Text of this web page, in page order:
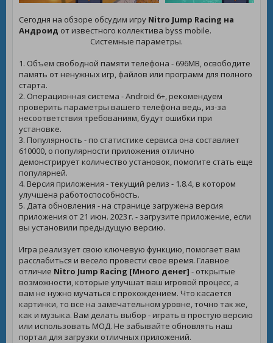
Сегодня на обзоре обсудим игру Nitro Jump Racing на
Андроид от известного коллектива byss mobile.
Системные параметры.
1. Объем свободной памяти телефона - 696MB, освободите
память от ненужных игр, файлов или программ для полного
старта.
2. Операционная система - Android 6+, рекомендуем
проверить параметры вашего телефона ведь, из-за
несоответствия требованиям, будут ошибки при
установке.
3. Популярность - по статистике сервиса она составляет
610000, о популярности приложения отлично
демонстрирует количество установок, помогите стать еще
популярней.
4. Версия приложения - текущий релиз - 1.8.4, в котором
улучшена работоспособность.
5. Дата обновления - на странице загружена версия
приложения от 21 июн. 2023 г. - загрузите приложение, если
вы установили предыдущую версию.
Игра реализует свою ключевую функцию, помогает вам
расслабиться и весело провести свое время. Главное
отличие Nitro Jump Racing [Много денег] - открытые
возможности, которые улучшат ваш игровой процесс, а
вам не нужно мучаться с прохождением. Что касается
картинки, то все на замечательном уровне, точно так же,
как и музыка. Вам делать выбор - играть в простую версию
или использовать МОД. Не забывайте обновлять наш
портал для загрузки отличных приложений.